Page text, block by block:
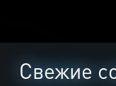
Свежие